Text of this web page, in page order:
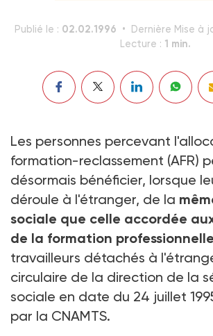
Publié le : 02.02.1996 Dernière Mise à
Lecture : 1 min.
Les personnes percevant
formation-reclassement (AFR)
désormais bénéficier, lorsque
déroule à l'étranger, de la
sociale que celle accordée
de la formation professionnelle
travailleurs détachés à
circulaire de la direction de la
sociale en date du 24 juillet
par la CNAMTS.